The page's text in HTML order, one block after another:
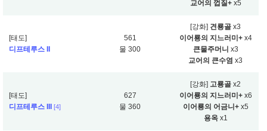
교어의 껍질+x5
[태도]
디프테루스 II
561
물 300
[강화] 견룡골 x3
이어룡의 지느러미+x4
큰물주머니 x3
교어의 큰수염 x3
[태도]
디프테루스 III
[4]
627
물 360
[강화] 고룡골 x2
이어룡의 지느러미+x6
이어룡의 어금니+x5
용옥x1